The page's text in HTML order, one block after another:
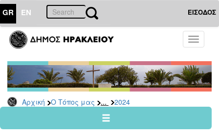
GR EN ΕΙΣΟΔΟΣ
Toggle
Αρχική Ο Τόπος μας ... 2024
ΤΟΠΟΣ
ΜΑΣ
Ανακοινώσεις
Αρχείο
2026
2024